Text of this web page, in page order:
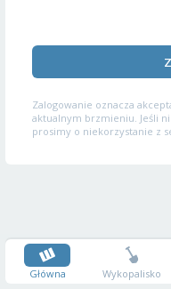
Zalogowanie oznacza
aktualnym brzmieniu. Jeśli
prosimy o niekorzystanie z
Główna Wykopalisko